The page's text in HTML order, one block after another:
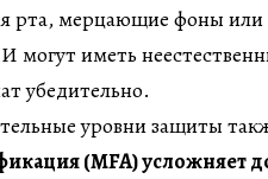
рта, мерцающие фоны или
могут иметь
убедительно.
уровни защиты
(MFA) усложняет